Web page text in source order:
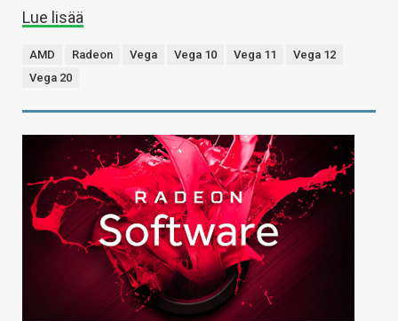
Lue lisää
AMD Radeon Vega Vega 10 Vega 11
Vega 12
Vega 20